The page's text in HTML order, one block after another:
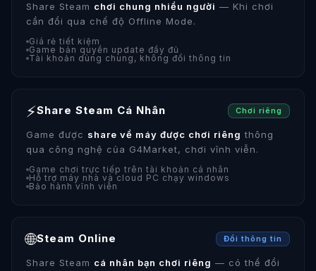
Share Steam chơi chung nhiều người — Khi chơi
cần đổi qua chế độ Offline Mode.
Giá rẻ tiết kiệm
Game bản quyền update đầy đủ
Tài khoản dùng chung, không đổi thông tin
⚡Share Steam Cá Nhân Chơi riêng
Game được share về máy được chơi riêng thông
qua công nghệ của G4Market, chơi vĩnh viễn.
Game chơi trực tiếp trên tài khoản cá nhân
Hỗ trợ máy nhà và cloud PC chạy windows
Bảo hành vĩnh viễn
🌐Steam Online Đổi thông tin
Share Steam cá nhân bạn chơi riêng — có thể đổi